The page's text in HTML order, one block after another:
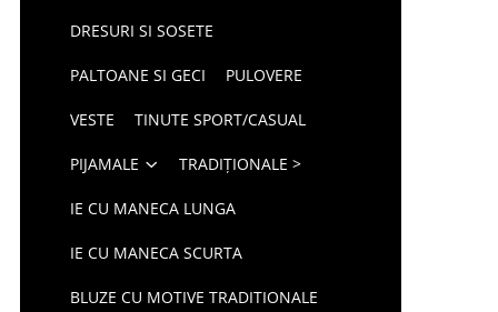
DRESURI SI SOSETE
PALTOANE SI GECI PULOVERE
VESTE TINUTE SPORT/CASUAL
PIJAMALE TRADIȚIONALE >
IE CU MANECA LUNGA
IE CU MANECA SCURTA
BLUZE CU MOTIVE TRADITIONALE